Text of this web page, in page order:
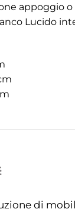
appoggio o
Lucido
di